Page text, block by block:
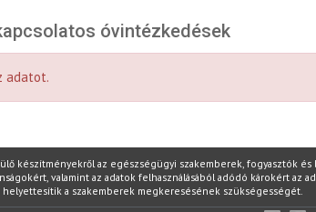
óvintézkedések
adatot.
készítményekről az egészségügyi szakemberek, fogyasztók
valamint az adatok felhasználásából adódó károkért az
a szakemberek megkeresésének szükségességét.